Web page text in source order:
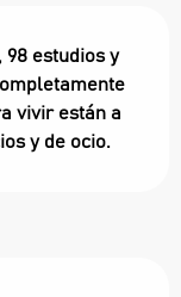
estudios y
vivir están a
y de ocio.